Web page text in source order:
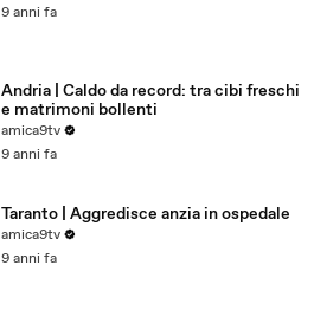
9 anni fa
Andria | Caldo da record: tra cibi freschi
e matrimoni bollenti
amica9tv
9 anni fa
Taranto | Aggredisce anzia in ospedale
amica9tv
9 anni fa